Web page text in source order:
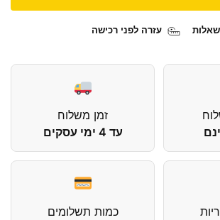
עזרה לפני רכישה
זמן משלוח
עד 4 ימי עסקים
כמות תשלומים